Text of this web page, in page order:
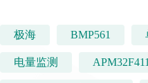
极海 BMP561
电量监测 APM32F411